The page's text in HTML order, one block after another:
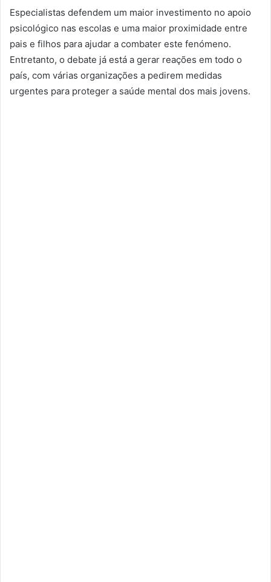
Especialistas defendem um maior investimento no apoio
psicológico nas escolas e uma maior proximidade entre
pais e filhos para ajudar a combater este fenómeno.
Entretanto, o debate já está a gerar reações em todo o
país, com várias organizações a pedirem medidas
urgentes para proteger a saúde mental dos mais jovens.